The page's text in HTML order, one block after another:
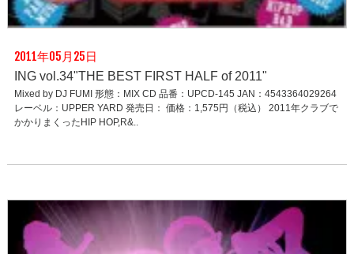
2011年05月25日
ING vol.34"THE BEST FIRST HALF of 2011"
Mixed by DJ FUMI 形態：MIX CD 品番：UPCD-145 JAN：4543364029264
レーベル：UPPER YARD 発売日： 価格：1,575円（税込） 2011年クラブで
かかりまくったHIP HOP,R&..